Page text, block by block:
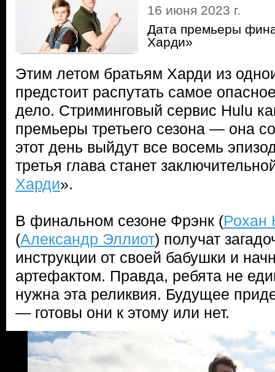
16 июня 2023 г.
Дата премьеры
Харди»
Этим летом братьям Харди из
предстоит распутать самое
дело. Стриминговый сервис Hulu
премьеры третьего сезона — она
этот день выйдут все восемь
третья глава станет
Харди».
В финальном сезоне Фрэнк (Рохан
(Александр Эллиот) получат
инструкции от своей бабушки и
артефактом. Правда, ребята не
нужна эта реликвия. Будущее
— готовы они к этому или нет.